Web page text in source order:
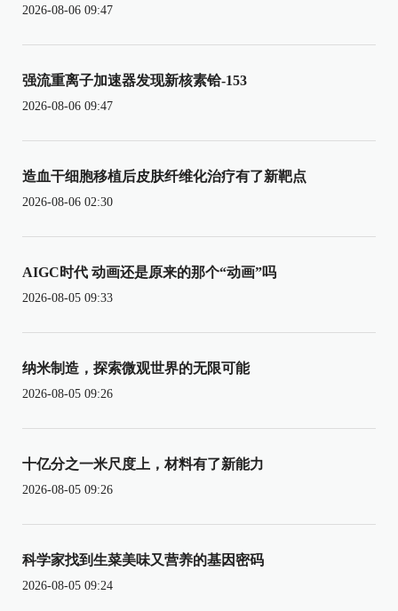
2026-08-06 09:47
强流重离子加速器发现新核素铪-153
2026-08-06 09:47
造血干细胞移植后皮肤纤维化治疗有了新靶点
2026-08-06 02:30
AIGC时代 动画还是原来的那个“动画”吗
2026-08-05 09:33
纳米制造，探索微观世界的无限可能
2026-08-05 09:26
十亿分之一米尺度上，材料有了新能力
2026-08-05 09:26
科学家找到生菜美味又营养的基因密码
2026-08-05 09:24